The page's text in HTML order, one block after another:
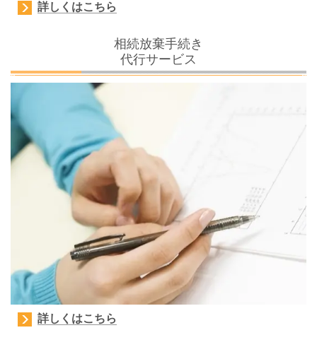
詳しくはこちら
相続放棄手続き
代行サービス
詳しくはこちら